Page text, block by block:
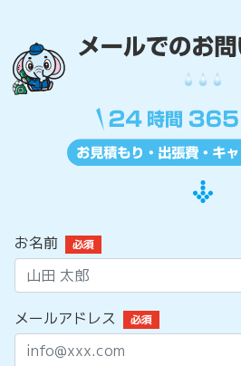
お名前 必須
メールアドレス 必須